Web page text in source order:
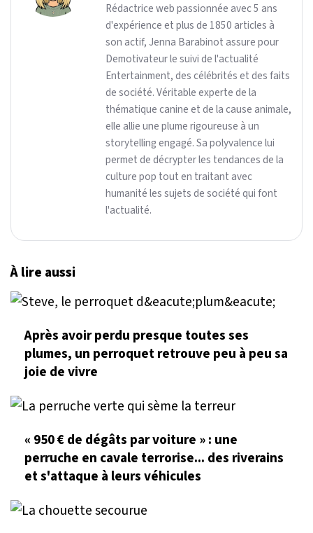
Rédactrice web passionnée avec 5 ans
d'expérience et plus de 1850 articles à
son actif, Jenna Barabinot assure pour
Demotivateur le suivi de l'actualité
Entertainment, des célébrités et des faits
de société. Véritable experte de la
thématique canine et de la cause animale,
elle allie une plume rigoureuse à un
storytelling engagé. Sa polyvalence lui
permet de décrypter les tendances de la
culture pop tout en traitant avec
humanité les sujets de société qui font
l'actualité.
À lire aussi
Après avoir perdu presque toutes ses
plumes, un perroquet retrouve peu à peu sa
joie de vivre
« 950 € de dégâts par voiture » : une
perruche en cavale terrorise... des riverains
et s'attaque à leurs véhicules